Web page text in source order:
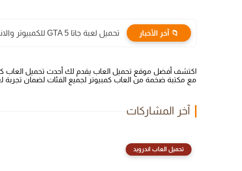
📁 آخر الأخبار تحميل لعبة جاتا GTA 5 للكمبيوتر والاندرويد من ميديا فاير
اكتشف أفضل موقع تحميل العاب يقدم لك أحدث تحميل العاب
مع مكتبة ضخمة من العاب كمبيوتر لجميع الفئات لضمان
آخر المشاركات
تحميل العاب اندرويد